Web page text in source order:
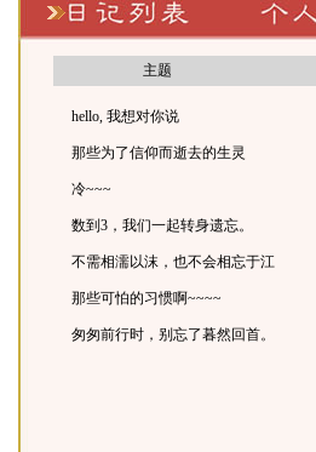
主题
hello, 我想对你说
那些为了信仰而逝去的生灵
冷~~~
数到3，我们一起转身遗忘。
不需相濡以沫，也不会相忘于江
湖
那些可怕的习惯啊~~~~
匆匆前行时，别忘了暮然回首。